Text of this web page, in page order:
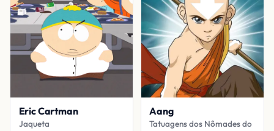
Eric Cartman
Jaqueta
Aang
Tatuagens dos Nômades do